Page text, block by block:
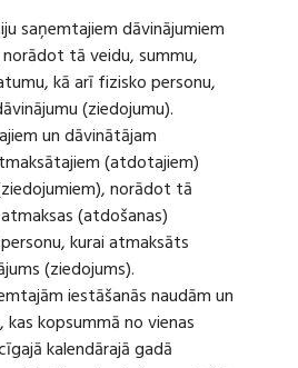
saņemtajiem dāvinājumiem
tā veidu, summu,
kā arī fizisko personu,
(ziedojumu).
un dāvinātājam
(atdotajiem)
norādot tā
(atdošanas)
kurai atmaksāts
(ziedojums).
iestāšanās naudām un
kas kopsummā no vienas
kalendārajā gadā